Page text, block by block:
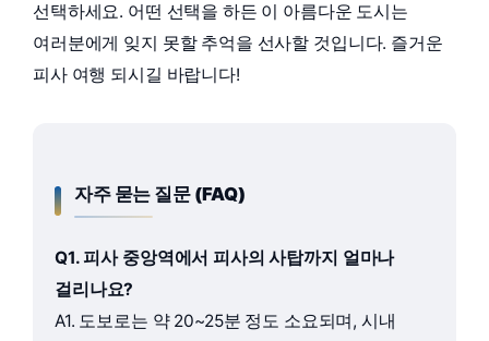
선택하세요. 어떤 선택을 하든 이 아름다운 도시는
여러분에게 잊지 못할 추억을 선사할 것입니다. 즐거운
피사 여행 되시길 바랍니다!
자주 묻는 질문 (FAQ)
Q1. 피사 중앙역에서 피사의 사탑까지 얼마나
걸리나요?
A1. 도보로는 약 20~25분 정도 소요되며, 시내